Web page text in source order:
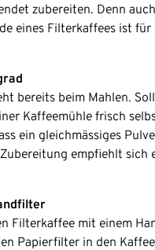
zubereiten. Denn
eines Filterkaffees ist für
bereits beim Mahlen.
Kaffeemühle frisch
ein gleichmässiges
empfiehlt sich
Filterkaffee mit einem
Papierfilter in den